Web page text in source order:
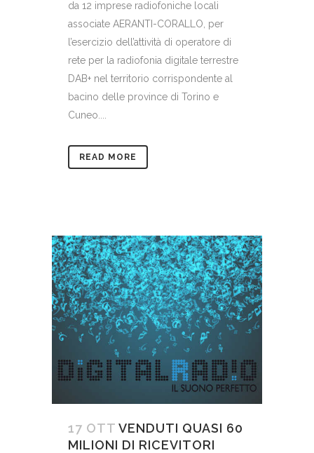
da 12 imprese radiofoniche locali
associate AERANTI-CORALLO, per
l’esercizio dell’attività di operatore di
rete per la radiofonia digitale terrestre
DAB+ nel territorio corrispondente al
bacino delle province di Torino e
Cuneo....
READ MORE
17 OTT VENDUTI QUASI 60
MILIONI DI RICEVITORI